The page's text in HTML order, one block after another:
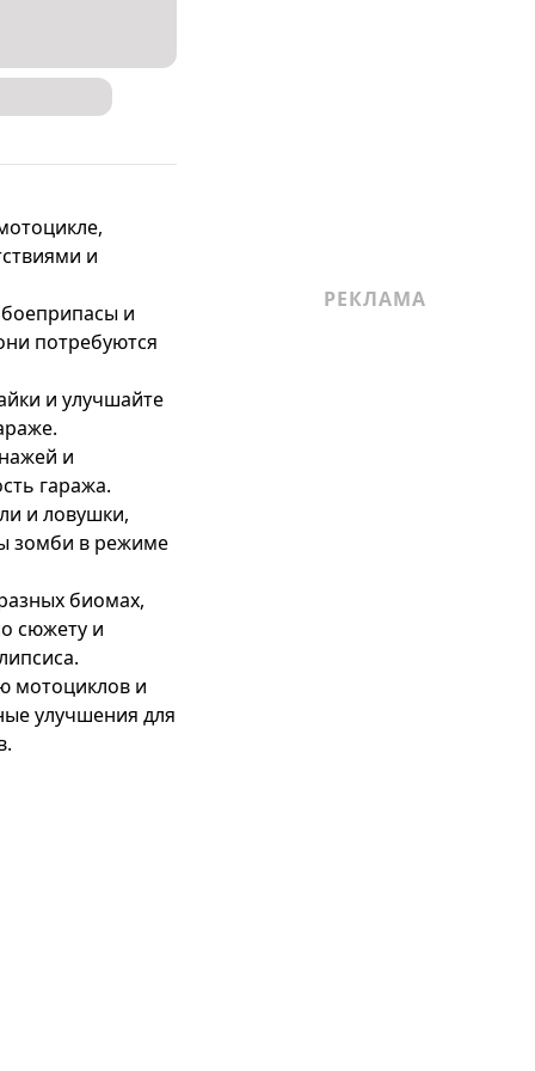
и
и
потребуются
и улучшайте
и
гаража.
и ловушки,
зомби в режиме
биомах,
сюжету и
мотоциклов и
улучшения для